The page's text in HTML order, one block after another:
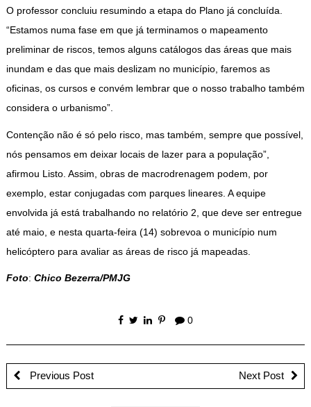
O professor concluiu resumindo a etapa do Plano já concluída.
“Estamos numa fase em que já terminamos o mapeamento
preliminar de riscos, temos alguns catálogos das áreas que mais
inundam e das que mais deslizam no município, faremos as
oficinas, os cursos e convém lembrar que o nosso trabalho também
considera o urbanismo”.
Contenção não é só pelo risco, mas também, sempre que possível,
nós pensamos em deixar locais de lazer para a população”,
afirmou Listo. Assim, obras de macrodrenagem podem, por
exemplo, estar conjugadas com parques lineares. A equipe
envolvida já está trabalhando no relatório 2, que deve ser entregue
até maio, e nesta quarta-feira (14) sobrevoa o município num
helicóptero para avaliar as áreas de risco já mapeadas.
Foto: Chico Bezerra/PMJG
0
Previous Post Next Post